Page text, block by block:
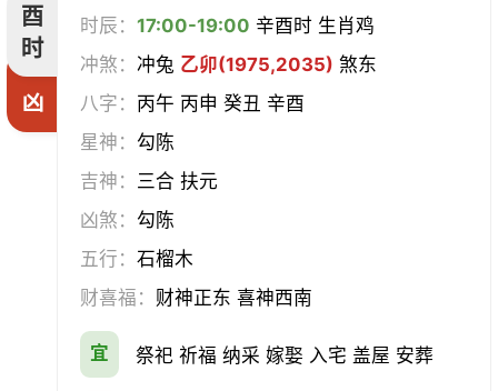
酉
时
凶
时辰：17:00-19:00 辛酉时 生肖鸡
冲煞：冲兔 乙卯(1975,2035) 煞东
八字： 丙午 丙申 癸丑 辛酉
星神： 勾陈
吉神： 三合 扶元
凶煞： 勾陈
五行：石榴木
财喜福： 财神正东 喜神西南
宜 祭祀 祈福 纳采 嫁娶 入宅 盖屋 安葬